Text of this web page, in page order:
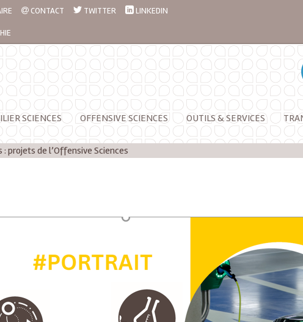
CONTACT TWITTER LINKEDIN
SCIENCES OFFENSIVE SCIENCES OUTILS & SERVICES
projets de l’Offensive Sciences